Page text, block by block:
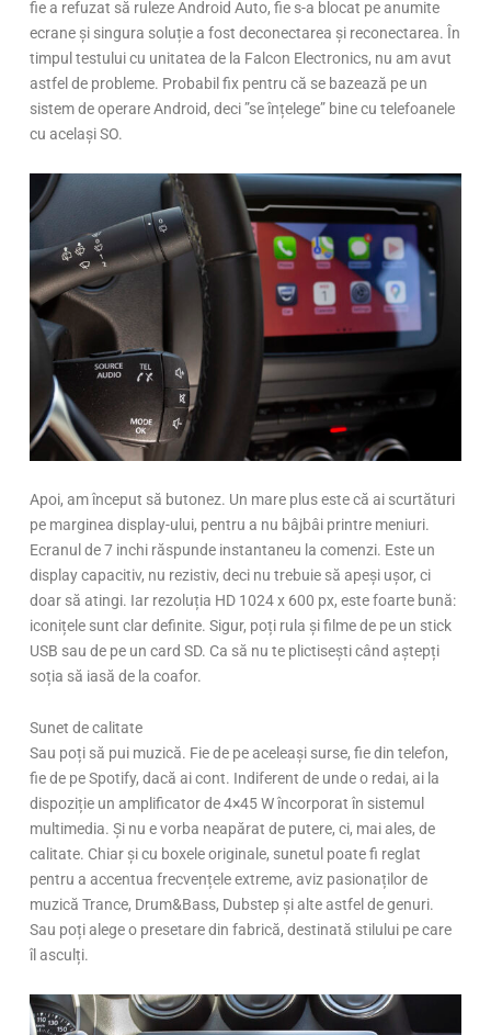
fie a refuzat să ruleze Android Auto, fie s-a blocat pe anumite
ecrane și singura soluție a fost deconectarea și reconectarea. În
timpul testului cu unitatea de la Falcon Electronics, nu am avut
astfel de probleme. Probabil fix pentru că se bazează pe un
sistem de operare Android, deci ”se înțelege” bine cu telefoanele
cu același SO.
Apoi, am început să butonez. Un mare plus este că ai scurtături
pe marginea display-ului, pentru a nu bâjbâi printre meniuri.
Ecranul de 7 inchi răspunde instantaneu la comenzi. Este un
display capacitiv, nu rezistiv, deci nu trebuie să apeși ușor, ci
doar să atingi. Iar rezoluția HD 1024 x 600 px, este foarte bună:
iconițele sunt clar definite. Sigur, poți rula și filme de pe un stick
USB sau de pe un card SD. Ca să nu te plictisești când aștepți
soția să iasă de la coafor.
Sunet de calitate
Sau poți să pui muzică. Fie de pe aceleași surse, fie din telefon,
fie de pe Spotify, dacă ai cont. Indiferent de unde o redai, ai la
dispoziție un amplificator de 4×45 W încorporat în sistemul
multimedia. Și nu e vorba neapărat de putere, ci, mai ales, de
calitate. Chiar și cu boxele originale, sunetul poate fi reglat
pentru a accentua frecvențele extreme, aviz pasionaților de
muzică Trance, Drum&Bass, Dubstep și alte astfel de genuri.
Sau poți alege o presetare din fabrică, destinată stilului pe care
îl asculți.